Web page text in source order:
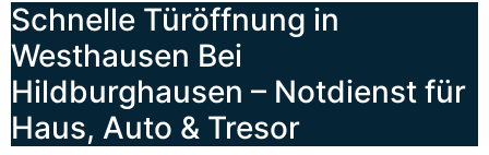
Schnelle Türöffnung in
Westhausen Bei
Hildburghausen – Notdienst für
Haus, Auto & Tresor